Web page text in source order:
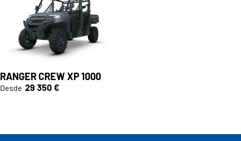
RANGER CREW XP 1000
Desde 29 350 €